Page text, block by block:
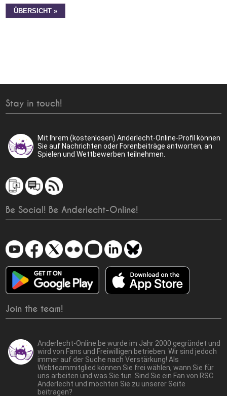
ÜBERSICHT »
Stay in touch!
Mit Ihrem (kostenlosen) Anderlecht-Online-Profil können
Sie auf Nachrichten oder Forenbeiträge antworten, an
Spielen und Wettbewerben teilnehmen.
Be Social! Be Anderlecht-Online!
Join the team!
Anderlecht-Online.be wurde im Jahr 2000 gegründet und
wird von Fans und Freiwilligen betrieben. Wir sind jedoch
immer auf der Suche nach Verstärkung! Als
Webteammitglied können Sie frei wählen, wann Sie für
uns arbeiten und was Sie tun. Sind Sie ein Fan von RSC
Anderlecht und möchten Sie zu unserer Seite
beitragen?